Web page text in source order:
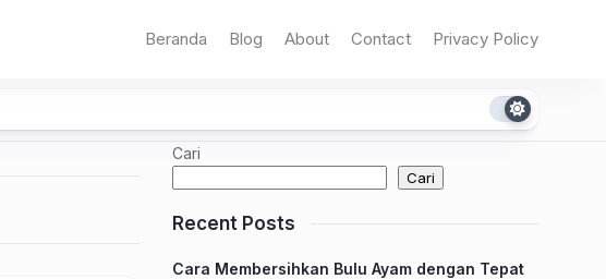
Beranda Blog About Contact Privacy Policy
Cari
Cari
Recent Posts
Cara Membersihkan Bulu Ayam dengan Tepat